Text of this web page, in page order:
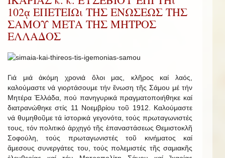
102ᾳ ΕΠΕΤΕΙΩι ΤΗΣ ΕΝΩΣΕΩΣ ΤΗΣ
ΣΑΜΟΥ ΜΕΤΑ ΤΗΣ ΜΗΤΡΟΣ
ΕΛΛΑΔΟΣ
Γιά μιά ἀκόμη χρονιά ὅλοι μας, κλῆρος καί λαός,
καλούμαστε νά γιορτάσουμε τήν ἕνωση τῆς Σάμου μέ τήν
Μητέρα Ἑλλάδα, πού πανηγυρικά πραγματοποιήθηκε καί
διατρανώθηκε στίς 11 Νοεμβρίου τοῦ 1912. Καλούμαστε
νά θυμηθοῦμε τά ἱστορικά γεγονότα, τούς πρωταγωνιστές
τους, τόν πολιτικό ἀρχηγό τῆς ἐπαναστάσεως Θεμιστοκλῆ
Σοφούλη, τούς πρωταγωνιστές τοῦ κινήματος καί
ἄμεσους συνεργάτες του, τούς πολεμιστές τῆς σαμιακῆς